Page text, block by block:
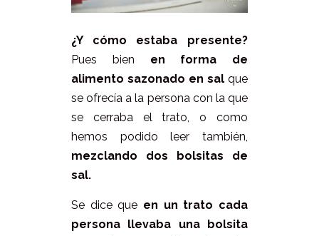
¿Y cómo estaba presente?
Pues bien en forma de
alimento sazonado en sal que
se ofrecía a la persona con la que
se cerraba el trato, o como
hemos podido leer también,
mezclando dos bolsitas de
sal.
Se dice que en un trato cada
persona llevaba una bolsita